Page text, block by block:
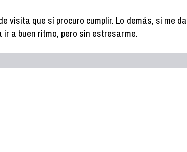
visita que sí procuro cumplir. Lo demás, si me da
a buen ritmo, pero sin estresarme.